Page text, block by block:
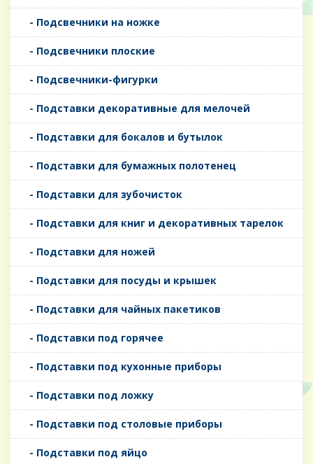
- Подсвечники на ножке
- Подсвечники плоские
- Подсвечники-фигурки
- Подставки декоративные для мелочей
- Подставки для бокалов и бутылок
- Подставки для бумажных полотенец
- Подставки для зубочисток
- Подставки для книг и декоративных тарелок
- Подставки для ножей
- Подставки для посуды и крышек
- Подставки для чайных пакетиков
- Подставки под горячее
- Подставки под кухонные приборы
- Подставки под ложку
- Подставки под столовые приборы
- Подставки под яйцо